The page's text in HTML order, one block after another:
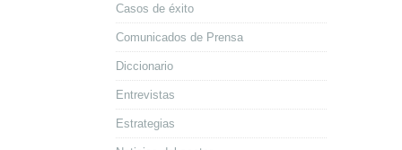
Casos de éxito
Comunicados de Prensa
Diccionario
Entrevistas
Estrategias